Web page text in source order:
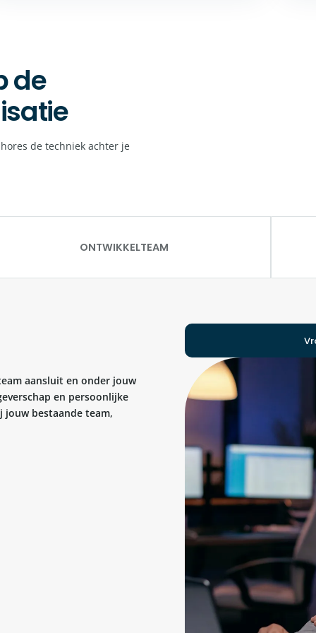
de
de techniek achter je
ONTWIKKELTEAM
aansluit en onder jouw
en persoonlijke
bestaande team,